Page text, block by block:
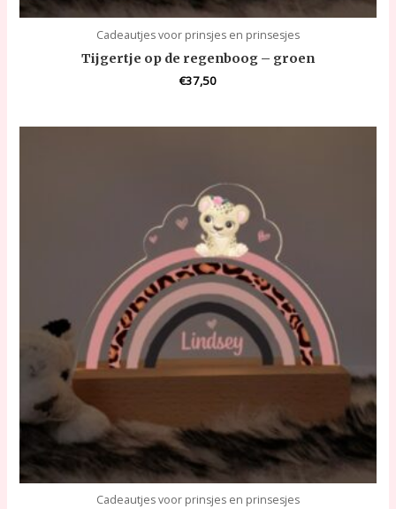
Cadeautjes voor prinsjes en prinsesjes
Tijgertje op de regenboog – groen
€37,50
Cadeautjes voor prinsjes en prinsesjes